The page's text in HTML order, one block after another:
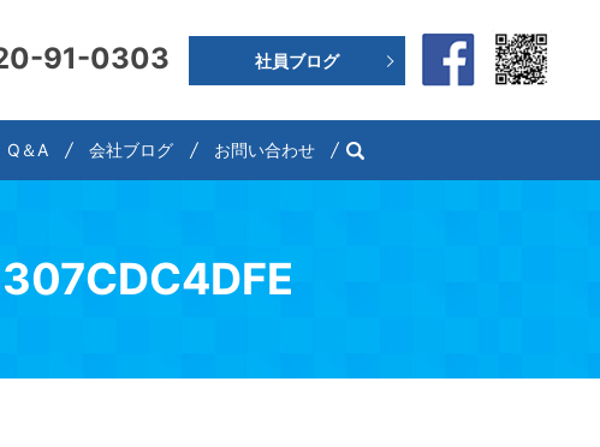
91-0303
Q＆A 会社ブログ
社員ブログ
お問い合わせ search